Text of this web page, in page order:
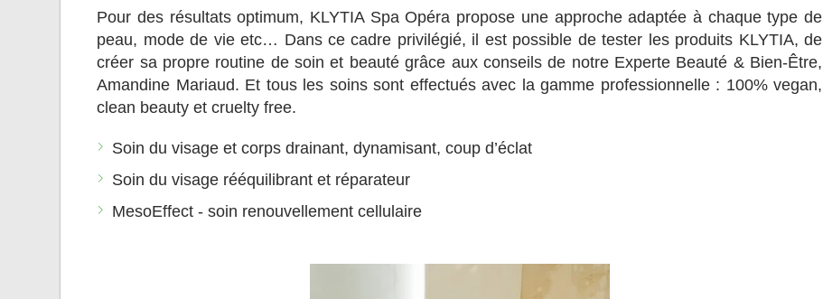
Pour des résultats optimum, KLYTIA Spa Opéra propose une approche adaptée à chaque type de
peau, mode de vie etc… Dans ce cadre privilégié, il est possible de tester les produits KLYTIA, de
créer sa propre routine de soin et beauté grâce aux conseils de notre Experte Beauté & Bien-Être,
Amandine Mariaud. Et tous les soins sont effectués avec la gamme professionnelle : 100% vegan,
clean beauty et cruelty free.
Soin du visage et corps drainant, dynamisant, coup d’éclat
Soin du visage rééquilibrant et réparateur
MesoEffect - soin renouvellement cellulaire